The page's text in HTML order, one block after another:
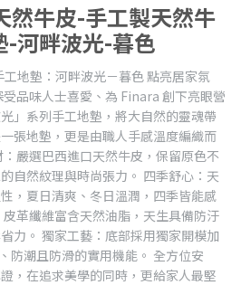
牛皮-手工製天然牛
-河畔波光-暮色
地墊：河畔波光－暮色 點亮居家氛
品味人士喜愛、為 Finara 創下亮眼營
」系列手工地墊，將大自然的靈魂帶
張地墊，更是由職人手感溫度編織而
嚴選巴西進口天然牛皮，保留原色不
自然紋理與時尚張力。 四季舒心：天
，夏日清爽、冬日溫潤，四季皆能感
革纖維富含天然油脂，天生具備防汙
力。 獨家工藝：底部採用獨家開模加
防潮且防滑的實用機能。 全方位安
，在追求美學的同時，更給家人最堅